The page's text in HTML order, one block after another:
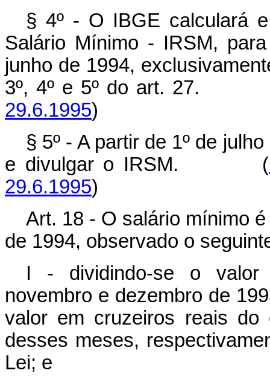
§ 4º - O IBGE calculará
Salário Mínimo - IRSM,
junho de 1994,
3º, 4º e 5º do art. 27.
29.6.1995)
§ 5º - A partir de 1º de
e divulgar o IRSM. (
29.6.1995)
Art. 18 - O salário mínimo
de 1994, observado o
I - dividindo-se o valor
novembro e dezembro de
valor em cruzeiros reais do
desses meses,
Lei; e